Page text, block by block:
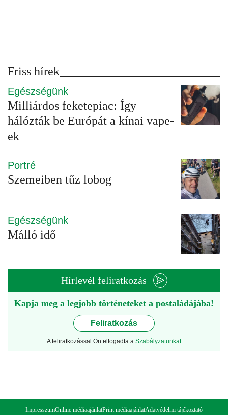
Friss hírek
Egészségünk
Milliárdos feketepiac: Így
hálózták be Európát a kínai vape-
ek
Portré
Szemeiben tűz lobog
Egészségünk
Málló idő
Hírlevél feliratkozás
Kapja meg a legjobb történeteket a postaládájába!
Feliratkozás
A feliratkozással Ön elfogadta a Szabályzatunkat
ImpresszumOnline médiaajánlatPrint médiaajánlatAdatvédelmi tájékoztató